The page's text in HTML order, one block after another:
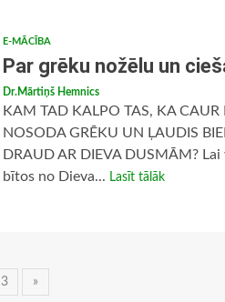
E-MĀCĪBA
Par grēku nožēlu un
Dr.Mārtiņš Hemnics
KAM TAD KALPO TAS, KA CAUR
NOSODA GRĒKU UN ĻAUDIS
DRAUD AR DIEVA DUSMĀM?
bītos no Dieva... Lasīt tālāk
3 »